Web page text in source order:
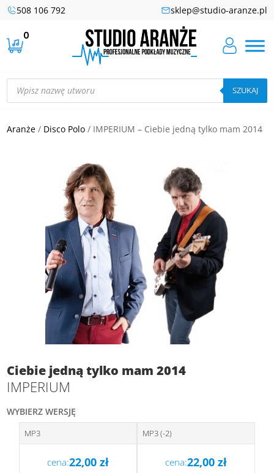
508 106 792 sklep@studio-aranze.pl
0
Wyszukiwarka
produktów SZUKAJ
Aranże / Disco Polo / IMPERIUM – Ciebie jedną tylko mam 2014
Ciebie jedną tylko mam 2014
IMPERIUM
WYBIERZ WERSJĘ
MP3
cena:22,00zł
MP3 (-2)
cena:22,00 zł